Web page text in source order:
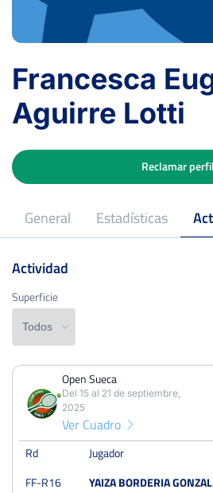
Francesca
Aguirre Lotti
General Estadísticas
Reclamar perfil
Superficie
PERDIDOS
3 3
PERDIDOS SETS
4
PERDIDOS JUEGOS
Actividad
Superficie
Open Sueca
Del 15 al 21 de septiembre,
2025
Ver Cuadro
Rd Jugador
FF-R16
YAIZA BORDERIA